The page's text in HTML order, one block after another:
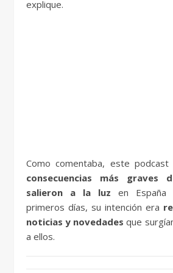
explique.
Como comentaba, este podcast
consecuencias más graves
salieron a la luz en
primeros días, su intención era
noticias y novedades que
a ellos.